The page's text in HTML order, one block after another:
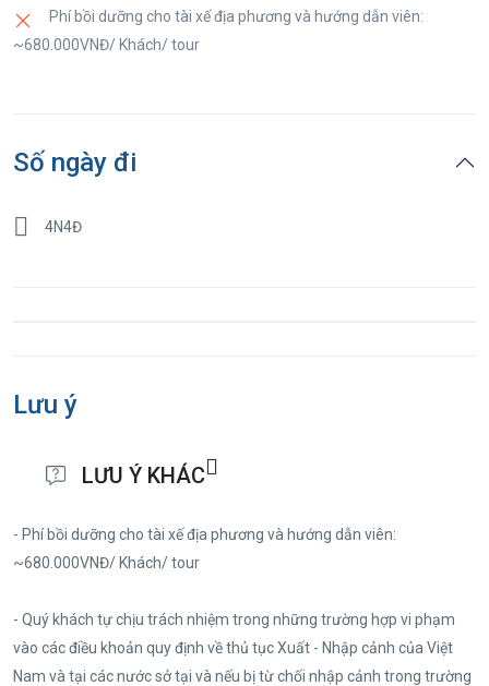
Phí bồi dưỡng cho tài xế địa phương và hướng dẫn viên:
~680.000VNĐ/ Khách/ tour
Số ngày đi
4N4Đ
Lưu ý
LƯU Ý KHÁC
- Phí bồi dưỡng cho tài xế địa phương và hướng dẫn viên:
~680.000VNĐ/ Khách/ tour
- Quý khách tự chịu trách nhiệm trong những trường hợp vi phạm
vào các điều khoản quy định về thủ tục Xuất - Nhập cảnh của Việt
Nam và tại các nước sở tại và nếu bị từ chối nhập cảnh trong trường